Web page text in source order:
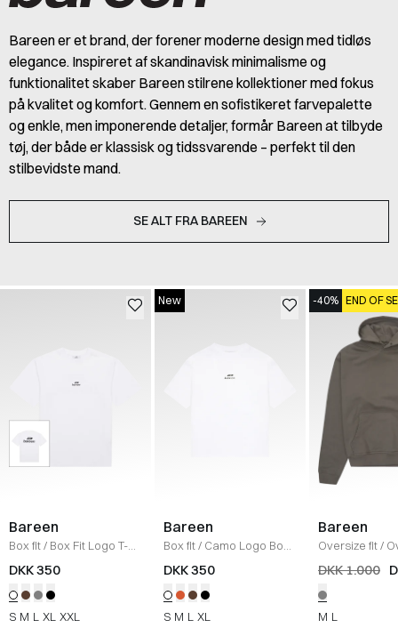
Bareen er et brand, der forener moderne design med tidløs
elegance. Inspireret af skandinavisk minimalisme og
funktionalitet skaber Bareen stilrene kollektioner med fokus
på kvalitet og komfort. Gennem en sofistikeret farvepalette
og enkle, men imponerende detaljer, formår Bareen at tilbyde
tøj, der både er klassisk og tidssvarende – perfekt til den
stilbevidste mand.
SE ALT FRA BAREEN
Bareen
Box fit/ Box Fit Logo T-
shirt /WHITE
DKK 350
S M L XL XXL
New
Bareen
Box fit/ Camo Logo Box
T-shirt/ WHITE
DKK 350
S M L XL
-40% END OF
Bareen
Oversize fit/
Moto Hoodie
/
DKK 1.000
M L